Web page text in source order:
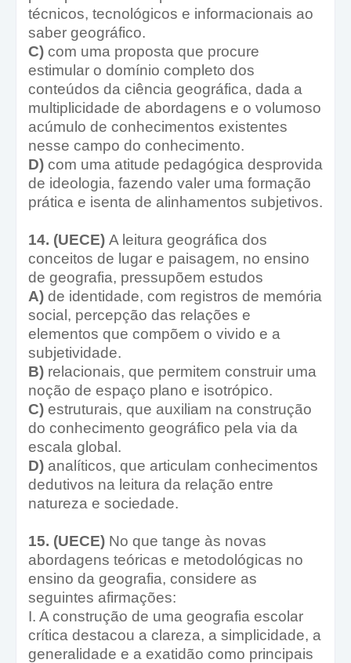
técnicos, tecnológicos e informacionais ao
saber geográfico.
C) com uma proposta que procure
estimular o domínio completo dos
conteúdos da ciência geográfica, dada a
multiplicidade de abordagens e o volumoso
acúmulo de conhecimentos existentes
nesse campo do conhecimento.
D) com uma atitude pedagógica desprovida
de ideologia, fazendo valer uma formação
prática e isenta de alinhamentos subjetivos.
14. (UECE) A leitura geográfica dos
conceitos de lugar e paisagem, no ensino
de geografia, pressupõem estudos
A) de identidade, com registros de memória
social, percepção das relações e
elementos que compõem o vivido e a
subjetividade.
B) relacionais, que permitem construir uma
noção de espaço plano e isotrópico.
C) estruturais, que auxiliam na construção
do conhecimento geográfico pela via da
escala global.
D) analíticos, que articulam conhecimentos
dedutivos na leitura da relação entre
natureza e sociedade.
15. (UECE) No que tange às novas
abordagens teóricas e metodológicas no
ensino da geografia, considere as
seguintes afirmações:
I. A construção de uma geografia escolar
crítica destacou a clareza, a simplicidade, a
generalidade e a exatidão como principais